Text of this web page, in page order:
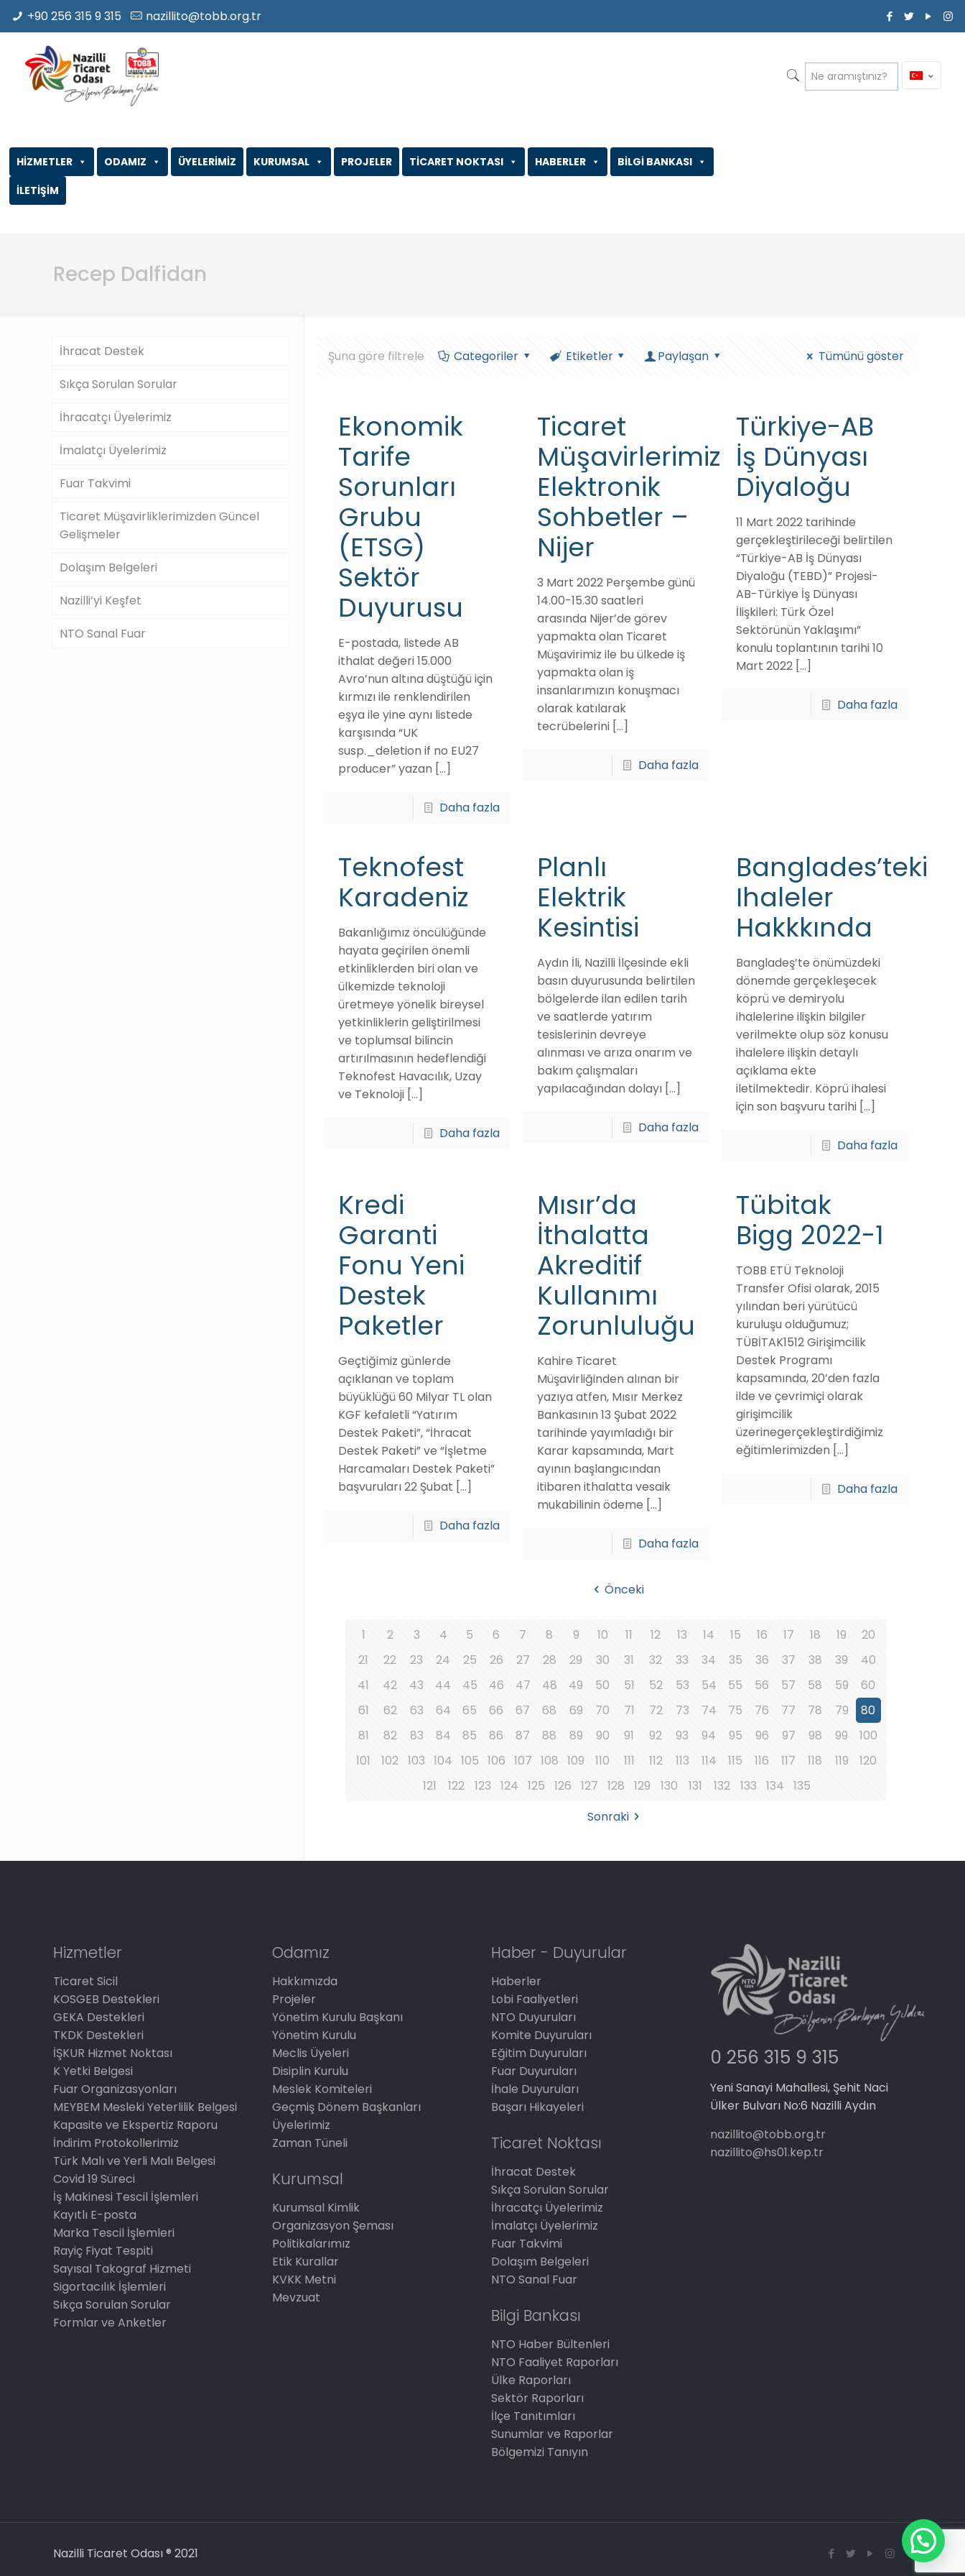
+90 256 315 9 315 nazillito@tobb.org.tr
ODAMIZ
HİZMETLER ÜYELERİMİZ KURUMSAL PROJELER TİCARET NOKTASI HABERLER
BİLGİ BANKASI
İLETİŞİM
Recep Dalfidan
Şuna göre filtrele Categoriler Etiketler Paylaşan Tümünü göster
Ekonomik
Tarife
Sorunları
Grubu
(ETSG)
Sektör
Duyurusu
E-postada, listede AB
ithalat değeri 15.000
Avro’nun altına düştüğü için
kırmızı ile renklendirilen
eşya ile yine aynı listede
karşısında “UK
susp._deletion if no EU27
producer” yazan […]
Daha fazla
Ticaret
Müşavirlerimizle
Elektronik
Sohbetler –
Nijer
3 Mart 2022 Perşembe günü
14.00-15.30 saatleri
arasında Nijer’de görev
yapmakta olan Ticaret
Müşavirimiz ile bu ülkede iş
yapmakta olan iş
insanlarımızın konuşmacı
olarak katılarak
tecrübelerini[…]
Daha fazla
Türkiye-AB
İş Dünyası
Diyaloğu
11 Mart 2022 tarihinde
gerçekleştirileceği belirtilen
“Türkiye-AB İş Dünyası
Diyaloğu (TEBD)” Projesi-
AB-Türkiye İş Dünyası
İlişkileri: Türk Özel
Sektörünün Yaklaşımı”
konulu toplantının tarihi 10
Mart 2022[…]
Daha fazla
Teknofest
Karadeniz
Bakanlığımız öncülüğünde
hayata geçirilen önemli
etkinliklerden biri olan ve
ülkemizde teknoloji
üretmeye yönelik bireysel
yetkinliklerin geliştirilmesi
ve toplumsal bilincin
artırılmasının hedeflendiği
Teknofest Havacılık, Uzay
ve Teknoloji[…]
Daha fazla
Planlı
Elektrik
Kesintisi
Aydın İli, Nazilli İlçesinde ekli
basın duyurusunda belirtilen
bölgelerde ilan edilen tarih
ve saatlerde yatırım
tesislerinin devreye
alınması ve arıza onarım ve
bakım çalışmaları
yapılacağından dolayı[…]
Daha fazla
Banglades’teki
Ihaleler
Hakkkında
Bangladeş’te önümüzdeki
dönemde gerçekleşecek
köprü ve demiryolu
ihalelerine ilişkin bilgiler
verilmekte olup söz konusu
ihalelere ilişkin detaylı
açıklama ekte
iletilmektedir. Köprü ihalesi
için son başvuru tarihi[…]
Daha fazla
Kredi
Garanti
Fonu Yeni
Destek
Paketler
Geçtiğimiz günlerde
açıklanan ve toplam
büyüklüğü 60 Milyar TL olan
KGF kefaletli “Yatırım
Destek Paketi”, “İhracat
Destek Paketi” ve “İşletme
Harcamaları Destek Paketi”
başvuruları 22 Şubat […]
Daha fazla
Mısır’da
İthalatta
Akreditif
Kullanımı
Zorunluluğu
Kahire Ticaret
Müşavirliğinden alınan bir
yazıya atfen, Mısır Merkez
Bankasının 13 Şubat 2022
tarihinde yayımladığı bir
Karar kapsamında, Mart
ayının başlangıcından
itibaren ithalatta vesaik
mukabilinin ödeme […]
Daha fazla
Tübitak
Bigg 2022-1
TOBB ETÜ Teknoloji
Transfer Ofisi olarak, 2015
yılından beri yürütücü
kuruluşu olduğumuz;
TÜBİTAK1512 Girişimcilik
Destek Programı
kapsamında, 20’den fazla
ilde ve çevrimiçi olarak
girişimcilik
üzerinegerçekleştirdiğimiz
eğitimlerimizden […]
Daha fazla
Önceki
1 2 3 4 5 6 7 8 9 10 11 12 13 14 15 16 17 18 19
20
21
22 23 24 25 26 27 28 29 30 31 32 33 34 35 36 37 38 39
40
41
42 43 44 45 46 47 48 49 50 51 52 53 54 55 56 57 58 59
60
61
62 63 64 65 66 67 68 69 70 71 72 73 74 75 76 77 78 79
80
81
82 83 84 85 86 87 88 89 90 91 92 93 94 95 96 97 98 99
100
101
102 103 104 105 106 107 108 109 110 111 112 113 114 115 116 117 118 119
120
121
122 123 124 125 126 127 128 129 130 131 132 133 134
135
Sonraki
İhracat Destek
Sıkça Sorulan Sorular
İhracatçı Üyelerimiz
İmalatçı Üyelerimiz
Fuar Takvimi
Ticaret Müşavirliklerimizden Güncel
Gelişmeler
Dolaşım Belgeleri
Nazilli’yi Keşfet
NTO Sanal Fuar
Hizmetler
Ticaret Sicil
KOSGEB Destekleri
GEKA Destekleri
TKDK Destekleri
İŞKUR Hizmet Noktası
K Yetki Belgesi
Fuar Organizasyonları
MEYBEM Mesleki Yeterlilik Belgesi
Kapasite ve Ekspertiz Raporu
İndirim Protokollerimiz
Türk Malı ve Yerli Malı Belgesi
Covid 19 Süreci
İş Makinesi Tescil İşlemleri
Kayıtlı E-posta
Marka Tescil İşlemleri
Rayiç Fiyat Tespiti
Sayısal Takograf Hizmeti
Sigortacılık İşlemleri
Sıkça Sorulan Sorular
Formlar ve Anketler
Odamız
Hakkımızda
Projeler
Yönetim Kurulu Başkanı
Yönetim Kurulu
Meclis Üyeleri
Disiplin Kurulu
Meslek Komiteleri
Geçmiş Dönem Başkanları
Üyelerimiz
Zaman Tüneli
Kurumsal
Kurumsal Kimlik
Organizasyon Şeması
Politikalarımız
Etik Kurallar
KVKK Metni
Mevzuat
Haber - Duyurular
Haberler
Lobi Faaliyetleri
NTO Duyuruları
Komite Duyuruları
Eğitim Duyuruları
Fuar Duyuruları
İhale Duyuruları
Başarı Hikayeleri
Ticaret Noktası
İhracat Destek
Sıkça Sorulan Sorular
İhracatçı Üyelerimiz
İmalatçı Üyelerimiz
Fuar Takvimi
Dolaşım Belgeleri
NTO Sanal Fuar
Bilgi Bankası
NTO Haber Bültenleri
NTO Faaliyet Raporları
Ülke Raporları
Sektör Raporları
İlçe Tanıtımları
Sunumlar ve Raporlar
Bölgemizi Tanıyın
0 256 315 9 315
Yeni Sanayi Mahallesi, Şehit Naci
Ülker Bulvarı No:6 Nazilli Aydın
nazillito@tobb.org.tr
nazillito@hs01.kep.tr
Nazilli Ticaret Odası ® 2021